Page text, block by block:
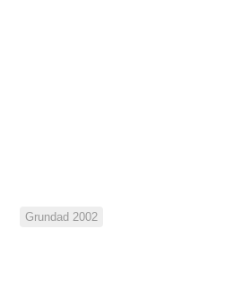
Grundad 2002